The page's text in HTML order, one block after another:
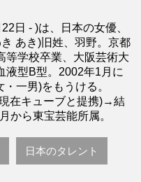
日 - )は、日本の女優、
あき)旧姓、羽野。京都
等学校卒業、大阪芸術大
液型B型。2002年1月に
一男)をもうける。
在キューブと提携)→結
から東宝芸能所属。
日本のタレント